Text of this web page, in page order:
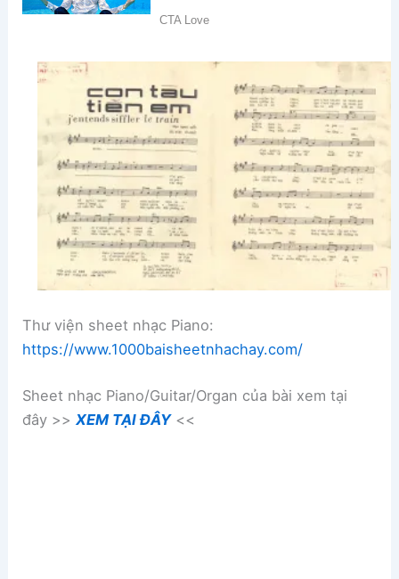
Thư viện sheet nhạc Piano:
https://www.1000baisheetnhachay.com/
Sheet nhạc Piano/Guitar/Organ của bài xem tại
đây >>XEM TẠI ĐÂY<<